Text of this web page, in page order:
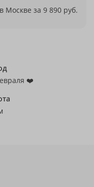
Москве за 9 890 руб.
❤️